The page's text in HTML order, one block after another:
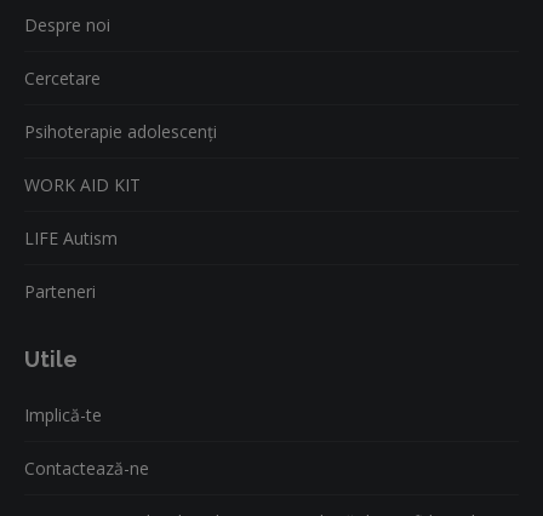
new
window
new
Despre noi
Cercetare
Psihoterapie adolescenți
WORK AID KIT
LIFE Autism
Parteneri
Utile
Implică-te
Contactează-ne